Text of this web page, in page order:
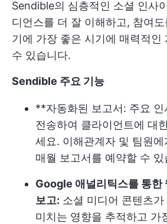
Sendible의 심층적인 소셜 인사
디언스를 더 잘 이해하고, 참여
기에 가장 좋은 시기에 매력적인
수 있습니다.
Sendible 주요 기능
**자동화된 보고서: 주요 인
전송하여 클라이언트에 대
세요. 이해관계자 및 팀원
매월 보고서를 예약할 수 있
Google 애널리틱스를 통한
보고: 소셜 미디어 콘텐츠
미치는 영향을 추적하고 가